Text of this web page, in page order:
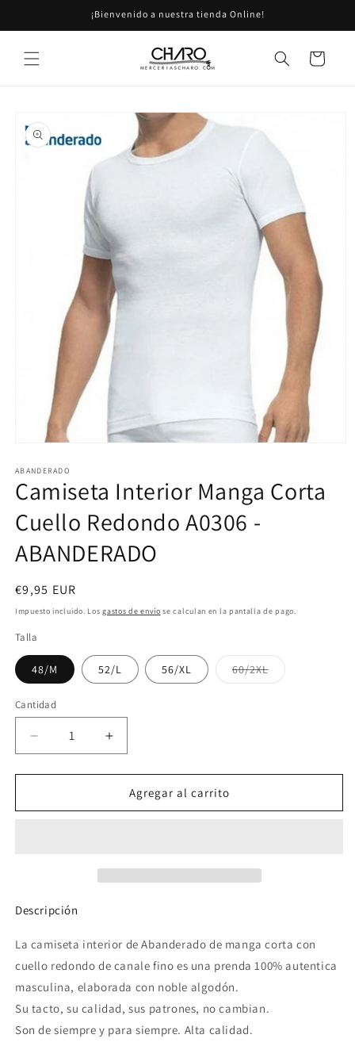
al contenido
¡Bienvenido a nuestra tienda Online!
Carrito
a la
información
multimedia
1
en
ventana
modal
ABANDERADO
Camiseta Interior Manga Corta
Cuello Redondo A0306 -
ABANDERADO
Precio
habitual
€9,95 EUR
Impuesto incluido. Losgastos de envío se calculan en la pantalla de pago.
Talla
48/M 52/L 56/XL 60/2XL
Variante
Cantidad
Reducir
cantidad
para
Interior
-
Aumentar
cantidad
para
Camiseta
Interior
Agregar al carrito
Descripción
La camiseta interior de Abanderado de manga corta con
cuello redondo de canale fino es una prenda 100% autentica
masculina, elaborada con noble algodón.
Su tacto, su calidad, sus patrones, no cambian.
Son de siempre y para siempre. Alta calidad.